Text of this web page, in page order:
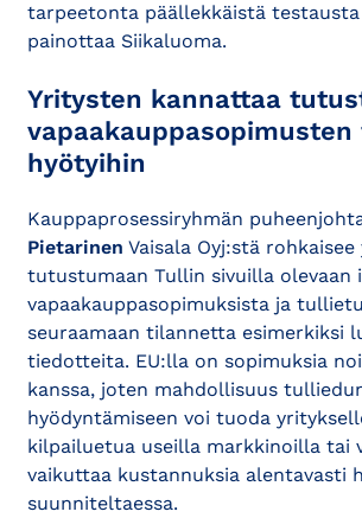
tarpeetonta päällekkäistä
painottaa Siikaluoma.
Yritysten kannattaa
hyötyihin
Kauppaprosessiryhmän
Pietarinen Vaisala Oyj:stä
tutustumaan Tullin sivuilla olevaan
vapaakauppasopimuksista ja
seuraamaan tilannetta esimerkiksi
tiedotteita. EU:lla on sopimuksia
kanssa, joten mahdollisuus
hyödyntämiseen voi tuoda
kilpailuetua useilla markkinoilla tai
vaikuttaa kustannuksia alentavasti
suunniteltaessa.